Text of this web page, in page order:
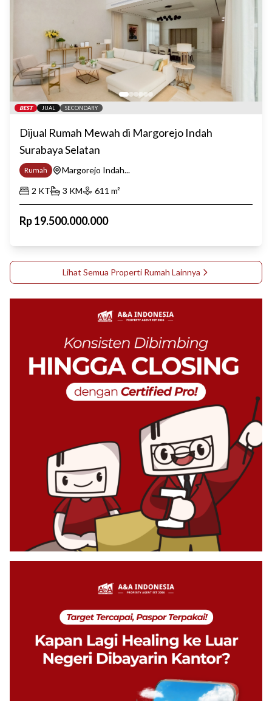
BEST JUAL SECONDARY
Dijual Rumah Mewah di Margorejo Indah
Surabaya Selatan
Rumah
Margorejo Indah...
2 KT 3 KM 611 m²
Rp19.500.000.000
Lihat Semua Properti Rumah Lainnya